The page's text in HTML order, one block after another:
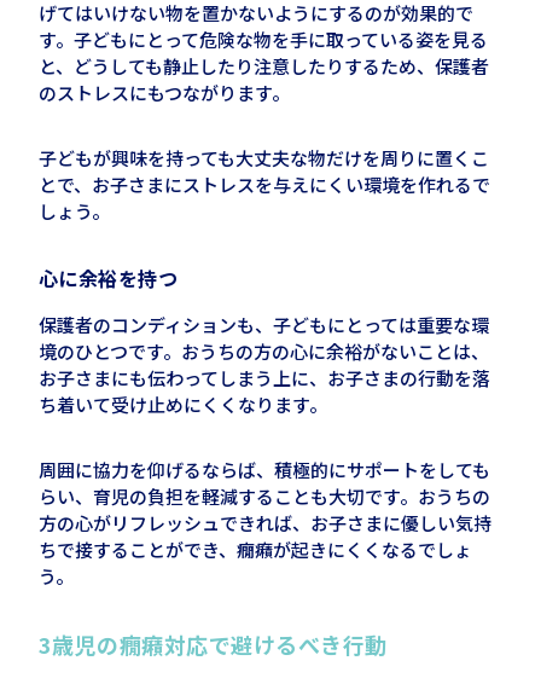
げてはいけない物を置かないようにするのが効果的で
す。子どもにとって危険な物を手に取っている姿を見る
と、どうしても静止したり注意したりするため、保護者
のストレスにもつながります。
子どもが興味を持っても大丈夫な物だけを周りに置くこ
とで、お子さまにストレスを与えにくい環境を作れるで
しょう。
心に余裕を持つ
保護者のコンディションも、子どもにとっては重要な環
境のひとつです。おうちの方の心に余裕がないことは、
お子さまにも伝わってしまう上に、お子さまの行動を落
ち着いて受け止めにくくなります。
周囲に協力を仰げるならば、積極的にサポートをしても
らい、育児の負担を軽減することも大切です。おうちの
方の心がリフレッシュできれば、お子さまに優しい気持
ちで接することができ、癇癪が起きにくくなるでしょ
う。
3歳児の癇癪対応で避けるべき行動